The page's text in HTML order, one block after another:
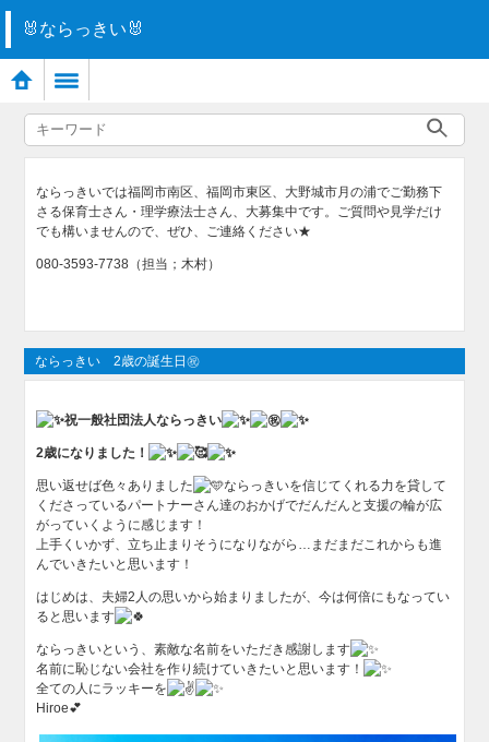
🐰ならっきい🐰
ならっきいでは福岡市南区、福岡市東区、大野城市月の浦でご勤務下
さる保育士さん・理学療法士さん、大募集中です。ご質問や見学だけ
でも構いませんので、ぜひ、ご連絡ください★
080-3593-7738（担当；木村）
ならっきい 2歳の誕生日㊗
祝一般社団法人ならっきい
2歳になりました！
思い返せば色々ありました
ならっきいを信じてくれる力を貸して
くださっているパートナーさん達のおかげでだんだんと支援の輪が広
がっていくように感じます！
上手くいかず、立ち止まりそうになりながら…まだまだこれからも進
んでいきたいと思います！
はじめは、夫婦2人の思いから始まりましたが、今は何倍にもなってい
ると思います
ならっきいという、素敵な名前をいただき感謝します
名前に恥じない会社を作り続けていきたいと思います！
全ての人にラッキーを
Hiroe💕